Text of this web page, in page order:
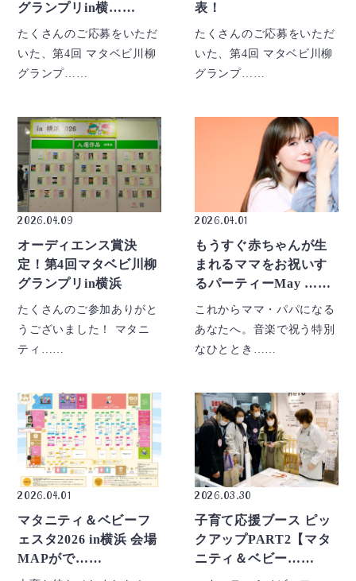
グランプリin横……
たくさんのご応募をいただ
いた、第4回 マタベビ川柳
グランプ……
表！
たくさんのご応募をいただ
いた、第4回 マタベビ川柳
グランプ……
2026.04.09
オーディエンス賞決
定！第4回マタベビ川柳
グランプリin横浜
たくさんのご参加ありがと
うございました！ マタニ
ティ……
2026.04.01
もうすぐ赤ちゃんが生
まれるママをお祝いす
るパーティーMay ……
これからママ・パパになる
あなたへ。音楽で祝う特別
なひととき……
2026.04.01
マタニティ＆ベビーフ
ェスタ2026 in横浜 会場
MAPがで……
2026.03.30
子育て応援ブース ピッ
クアップPART2【マタ
ニティ＆ベビー……